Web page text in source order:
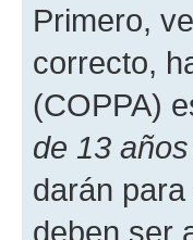
Primero,
correcto,
(COPPA)
de 13 años
darán
deben ser